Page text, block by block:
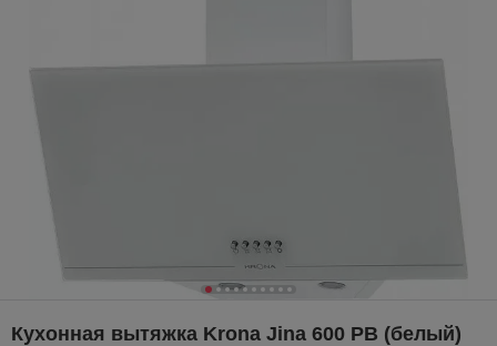
Кухонная вытяжка Krona Jina 600 PB (белый)